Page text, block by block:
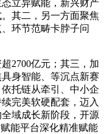
立异赋能，新兴财产
其二，另一方面聚焦
环节范畴卡脖子问
2700亿元；其三，加
身智能、等沉点新赛
托链从牵引、中小企
完美软硬配套，迈入
域成长新阶段，开源
能平台深化精准赋能